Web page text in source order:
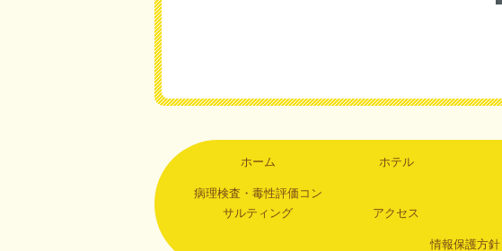
ホーム ホテル
病理検査・毒性評価コン
サルティング
アクセス
情報保護方針